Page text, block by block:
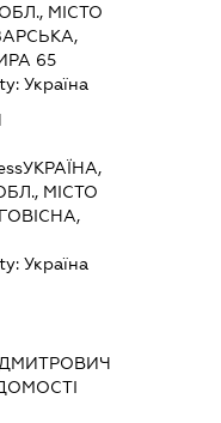
МІСТО
65
Україна
УКРАЇНА,
МІСТО
Україна